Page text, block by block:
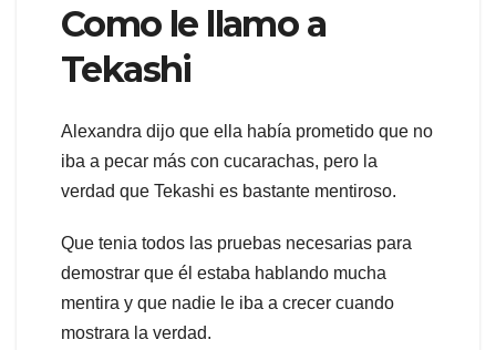
Como le llamo a
Tekashi
Alexandra dijo que ella había prometido que no
iba a pecar más con cucarachas, pero la
verdad que Tekashi es bastante mentiroso.
Que tenia todos las pruebas necesarias para
demostrar que él estaba hablando mucha
mentira y que nadie le iba a crecer cuando
mostrara la verdad.